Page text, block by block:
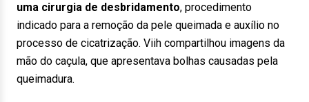
uma cirurgia de desbridamento, procedimento
indicado para a remoção da pele queimada e auxílio no
processo de cicatrização. Viih compartilhou imagens da
mão do caçula, que apresentava bolhas causadas pela
queimadura.